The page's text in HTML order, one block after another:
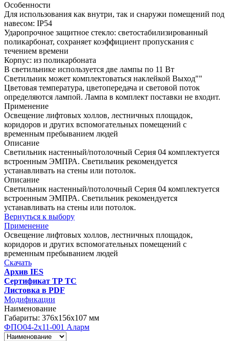
Особенности
Для использования как внутри, так и снаружи помещений под
навесом: IP54
Ударопрочное защитное стекло: светостабилизированный
поликарбонат, сохраняет коэффициент пропускания с
течением времени
Корпус: из поликарбоната
В светильнике используется две лампы по 11 Вт
Светильник может комплектоваться наклейкой Выход""
Цветовая температура, цветопередача и световой поток
определяются лампой. Лампа в комплект поставки не входит.
Применение
Освещение лифтовых холлов, лестничных площадок,
коридоров и других вспомогательных помещений с
временным пребыванием людей
Описание
Светильник настенный/потолочный Серия 04 комплектуется
встроенным ЭМПРА. Светильник рекомендуется
устанавливать на стены или потолок.
Описание
Светильник настенный/потолочный Серия 04 комплектуется
встроенным ЭМПРА. Светильник рекомендуется
устанавливать на стены или потолок.
Вернуться к выбору
Применение
Освещение лифтовых холлов, лестничных площадок,
коридоров и других вспомогательных помещений с
временным пребыванием людей
Скачать
Архив IES
Сертификат ТР ТС
Листовка в PDF
Модификации
Наименование
Габариты: 376x156x107 мм
ФПО04-2х11-001 Аларм